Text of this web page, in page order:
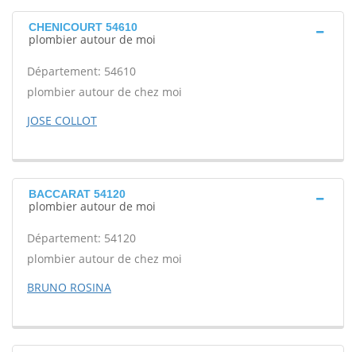
CHENICOURT 54610
plombier autour de moi
Département: 54610
plombier autour de chez moi
JOSE COLLOT
BACCARAT 54120
plombier autour de moi
Département: 54120
plombier autour de chez moi
BRUNO ROSINA